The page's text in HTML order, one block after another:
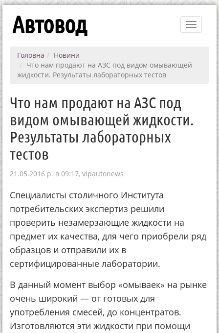
Toggle
Автовод
Головна
Новини
Что нам продают на АЗС под видом омывающей
жидкости. Результаты лабораторных тестов
Что нам продают на АЗС под
видом омывающей жидкости.
Результаты лабораторных
тестов
21.05.2016 р. в 09:17, vipautonews
Специалисты столичного Института
потребительских экспертиз решили
проверить незамерзающие жидкости на
предмет их качества, для чего приобрели ряд
образцов и отправили их в
сертифицированные лаборатории.
В данный момент выбор «омываек» на рынке
очень широкий — от готовых для
употребления смесей, до концентратов.
Изготовляются эти жидкости при помощи